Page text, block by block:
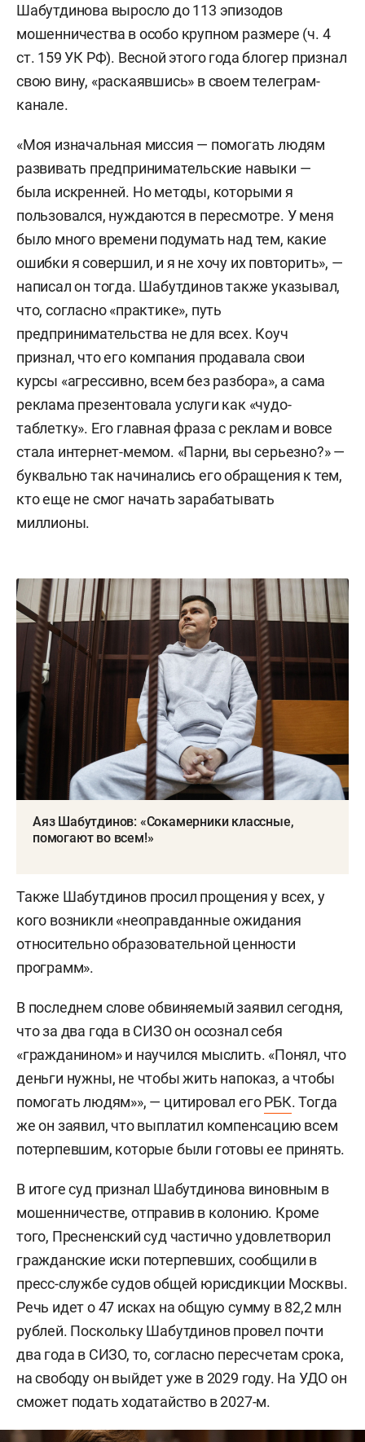
Шабутдинова выросло до 113 эпизодов
мошенничества в особо крупном размере (ч. 4
ст. 159 УК РФ). Весной этого года блогер признал
свою вину, «раскаявшись» в своемтелеграм-
канале.
«Моя изначальная миссия — помогать людям
развивать предпринимательские навыки —
была искренней. Но методы, которыми я
пользовался, нуждаются в пересмотре. У меня
было много времени подумать над тем, какие
ошибки я совершил, и я не хочу их повторить», —
написал он тогда. Шабутдинов также указывал,
что, согласно «практике», путь
предпринимательства не для всех. Коуч
признал, что его компания продавала свои
курсы «агрессивно, всем без разбора», а сама
реклама презентовала услуги как «чудо-
таблетку». Его главная фраза с реклам и вовсе
стала интернет-мемом. «Парни, вы серьезно?» —
буквально так начинались его обращения к тем,
кто еще не смог начать зарабатывать
миллионы.
Аяз Шабутдинов: «Сокамерники классные,
помогают во всем!»
Также Шабутдинов просил прощения у всех, у
кого возникли «неоправданные ожидания
относительно образовательной ценности
программ».
В последнем слове обвиняемый заявил сегодня,
что за два года в СИЗО он осознал себя
«гражданином» и научился мыслить. «Понял, что
деньги нужны, не чтобы жить напоказ, а чтобы
помогать людям»», — цитировал егоРБК. Тогда
же он заявил, что выплатил компенсацию всем
потерпевшим, которые были готовы ее принять.
В итоге суд признал Шабутдинова виновным в
мошенничестве, отправив в колонию. Кроме
того, Пресненский суд частично удовлетворил
гражданские иски потерпевших, сообщили в
пресс-службе судов общей юрисдикции Москвы.
Речь идет о 47 исках на общую сумму в 82,2 млн
рублей. Поскольку Шабутдинов провел почти
два года в СИЗО, то, согласно пересчетам срока,
на свободу он выйдет уже в 2029 году. На УДО он
сможет подать ходатайство в 2027-м.